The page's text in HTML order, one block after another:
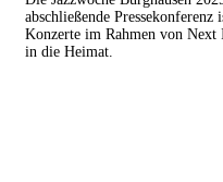
abschließende
Konzerte im Rahmen von Next
in die Heimat.